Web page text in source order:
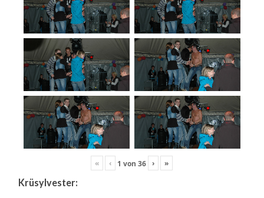
« ‹ 1 von36 › »
Krüsylvester: